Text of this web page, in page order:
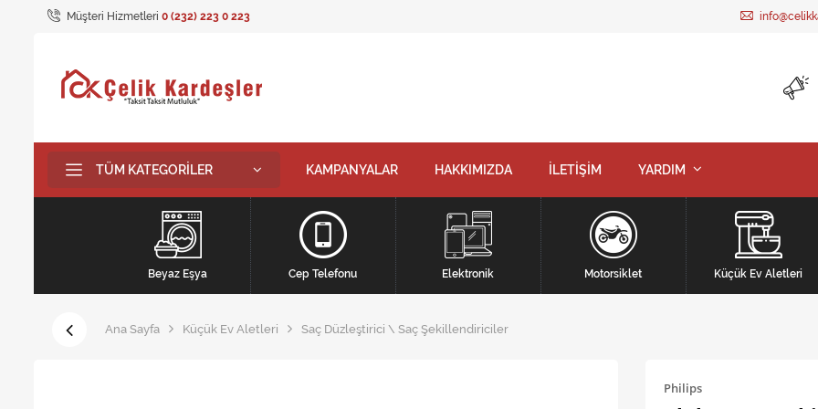
Müşteri Hizmetleri 0 (232) 223 0 223
TÜM KATEGORILER KAMPANYALAR HAKKIMIZDA İLETİŞİM YARDIM
Beyaz Eşya Cep Telefonu Elektronik Motorsiklet Küçük Ev Aletleri
Ana Sayfa Küçük Ev Aletleri Saç Düzleştirici \ Saç Şekillendiriciler
Philips